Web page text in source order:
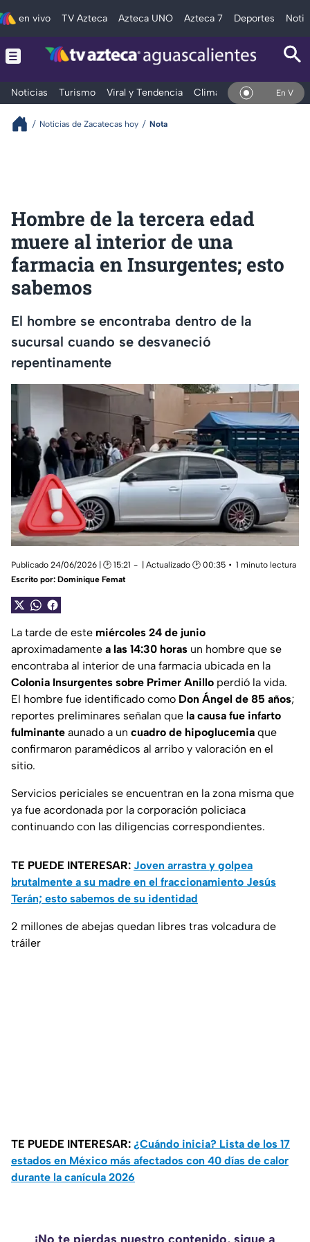
en vivo TV Azteca Azteca UNO Azteca 7 Deportes
Noticias Turismo Viral y Tendencia Clima Deportes En Vivo
Noticias de Zacatecas hoy Nota
Hombre de la tercera edad
muere al interior de una
farmacia en Insurgentes; esto
sabemos
El hombre se encontraba dentro de la
sucursal cuando se desvaneció
repentinamente
Publicado 24/06/2026 | 🕑 15:21 | Actualizado 🕑 00:35
1 minuto lectura
Escrito por: Dominique Femat
La tarde de este miércoles 24 de junio
aproximadamente a las 14:30 horas un hombre que se
encontraba al interior de una farmacia ubicada en la
Colonia Insurgentes sobre Primer Anillo perdió la vida.
El hombre fue identificado como Don Ángel de 85 años;
reportes preliminares señalan que la causa fue infarto
fulminante aunado a un cuadro de hipoglucemia que
confirmaron paramédicos al arribo y valoración en el
sitio.
Servicios periciales se encuentran en la zona misma que
ya fue acordonada por la corporación policiaca
continuando con las diligencias correspondientes.
TE PUEDE INTERESAR: Joven arrastra y golpea
brutalmente a su madre en el fraccionamiento Jesús
Terán; esto sabemos de su identidad
2 millones de abejas quedan libres tras volcadura de
tráiler
TE PUEDE INTERESAR: ¿Cuándo inicia? Lista de los 17
estados en México más afectados con 40 días de calor
durante la canícula 2026